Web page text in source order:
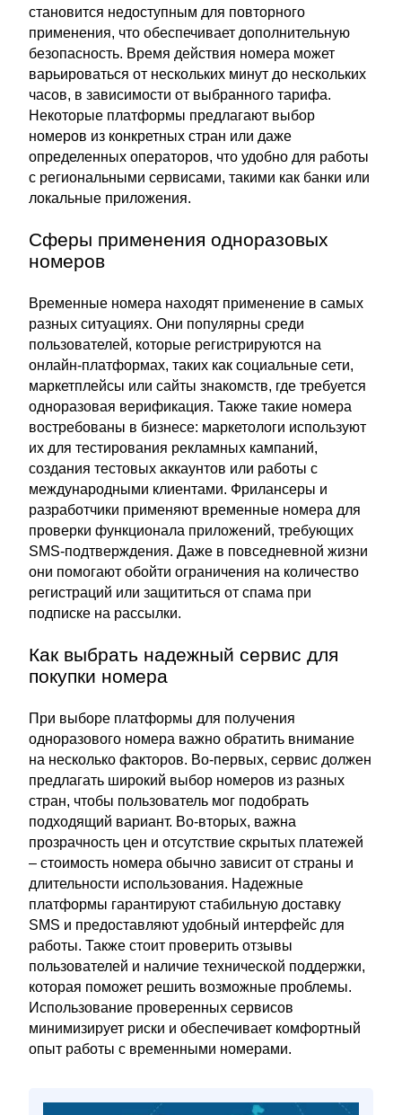
становится недоступным для повторного
применения, что обеспечивает дополнительную
безопасность. Время действия номера может
варьироваться от нескольких минут до нескольких
часов, в зависимости от выбранного тарифа.
Некоторые платформы предлагают выбор
номеров из конкретных стран или даже
определенных операторов, что удобно для работы
с региональными сервисами, такими как банки или
локальные приложения.
Сферы применения одноразовых
номеров
Временные номера находят применение в самых
разных ситуациях. Они популярны среди
пользователей, которые регистрируются на
онлайн-платформах, таких как социальные сети,
маркетплейсы или сайты знакомств, где требуется
одноразовая верификация. Также такие номера
востребованы в бизнесе: маркетологи используют
их для тестирования рекламных кампаний,
создания тестовых аккаунтов или работы с
международными клиентами. Фрилансеры и
разработчики применяют временные номера для
проверки функционала приложений, требующих
SMS-подтверждения. Даже в повседневной жизни
они помогают обойти ограничения на количество
регистраций или защититься от спама при
подписке на рассылки.
Как выбрать надежный сервис для
покупки номера
При выборе платформы для получения
одноразового номера важно обратить внимание
на несколько факторов. Во-первых, сервис должен
предлагать широкий выбор номеров из разных
стран, чтобы пользователь мог подобрать
подходящий вариант. Во-вторых, важна
прозрачность цен и отсутствие скрытых платежей
– стоимость номера обычно зависит от страны и
длительности использования. Надежные
платформы гарантируют стабильную доставку
SMS и предоставляют удобный интерфейс для
работы. Также стоит проверить отзывы
пользователей и наличие технической поддержки,
которая поможет решить возможные проблемы.
Использование проверенных сервисов
минимизирует риски и обеспечивает комфортный
опыт работы с временными номерами.